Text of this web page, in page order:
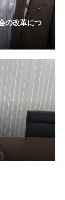
の改革につ